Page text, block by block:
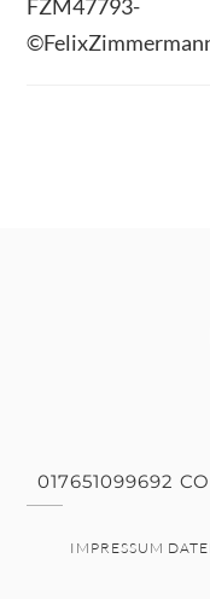
FZM47793-
017651099692
IMPRESSUM